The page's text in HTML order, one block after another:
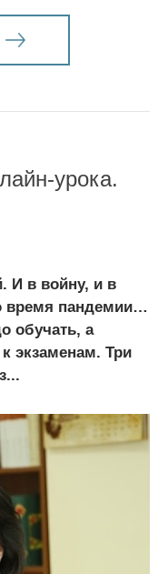
урока.
И в войну, и в
время пандемии…
обучать, а
экзаменам. Три